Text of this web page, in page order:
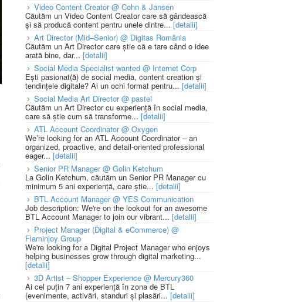
Video Content Creator @ Cohn & Jansen
Căutăm un Video Content Creator care să gândească
și să producă content pentru unele dintre...[detalii]
Art Director (Mid–Senior) @ Digitas România
Căutăm un Art Director care știe că e tare când o idee
arată bine, dar... [detalii]
Social Media Specialist wanted @ Internet Corp
Ești pasionat(ă) de social media, content creation și
tendințele digitale? Ai un ochi format pentru... [detalii]
Social Media Art Director @ pastel
Căutăm un Art Director cu experiență în social media,
care să știe cum să transforme... [detalii]
ATL Account Coordinator @ Oxygen
We’re looking for an ATL Account Coordinator – an
organized, proactive, and detail-oriented professional
eager... [detalii]
Senior PR Manager @ Golin Ketchum
La Golin Ketchum, căutăm un Senior PR Manager cu
minimum 5 ani experiență, care știe... [detalii]
BTL Account Manager @ YES Communication
Job description: We're on the lookout for an awesome
BTL Account Manager to join our vibrant... [detalii]
Project Manager (Digital & eCommerce) @
Flaminjoy Group
We're looking for a Digital Project Manager who enjoys
helping businesses grow through digital marketing...
[detalii]
3D Artist – Shopper Experience @ Mercury360
Ai cel puțin 7 ani experiență în zona de BTL
(evenimente, activări, standuri și plasări... [detalii]